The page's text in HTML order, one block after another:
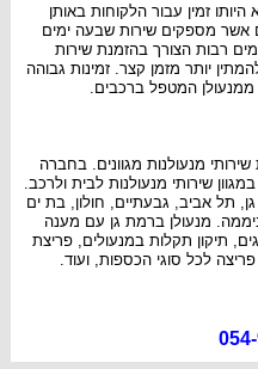
זמין עבור הלקוחות באותן
אשר מספקים שירות שבעה ימים
רבות הצורך בהזמנת שירות
יותר מזמן קצר. זמינות גבוהה
המטפל ברכבים.
מנעולנות מגוונים. בחברה
שירותי מנעולנות לבית ולרכב.
תל אביב, גבעתיים, חולון, בת ים
ימים בשבוע, 24 שעות ביממה. מנעולן ברמת גן עם מענה
תיקון תקלות במנעולים, פריצת
לכל סוגי הכספות, ועוד.